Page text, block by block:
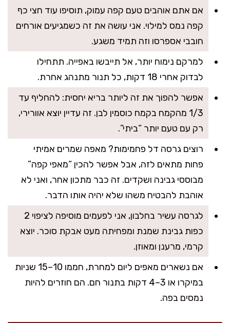
אם אתם אוהבים טעם קפה עמוק, תוסיפו עוד חצי כף
קפה נמס למילוי. אני עושה את זה כשמגיעים אורחים
חובבי אספרסו וזה תמיד משגע.
למרקם נימוח יותר, אל תייבשו באפייה. תתחילו
לבדוק אחרי 18 דקות, כל תנור מתנהג אחרת.
אפשר להפוך את זה ליותר בריא יחסית: להחליף עד
1/3 מהקמח בקמח כוסמין לבן. זה עדיין יוצא אוורירי,
רק עם טעם יותר “ביתי”.
רוצים גרסה דל פחמימות? מאפה שמרים אמיתי
פחות מתאים לזה, אבל אפשר להכין “מאפי קפה”
מבוססי גבינה ושקדים. זה כבר מתכון אחר, ואני לא
אוהבת להבטיח משהו שלא יהיה אותו הדבר.
לגרסה עשיר בחלבון, אני לפעמים מוסיפה לציפוי 2
כפות גבינת שמנת ומפחיתה מעט אבקת סוכר. יוצא
קרמי, מרענן ומאוזן.
אם נשארים מאפים ליום למחרת, חממו 10–15 שניות
במיקרו או 3–4 דקות בתנור חם. הם חוזרים להיות
נמסים בפה.